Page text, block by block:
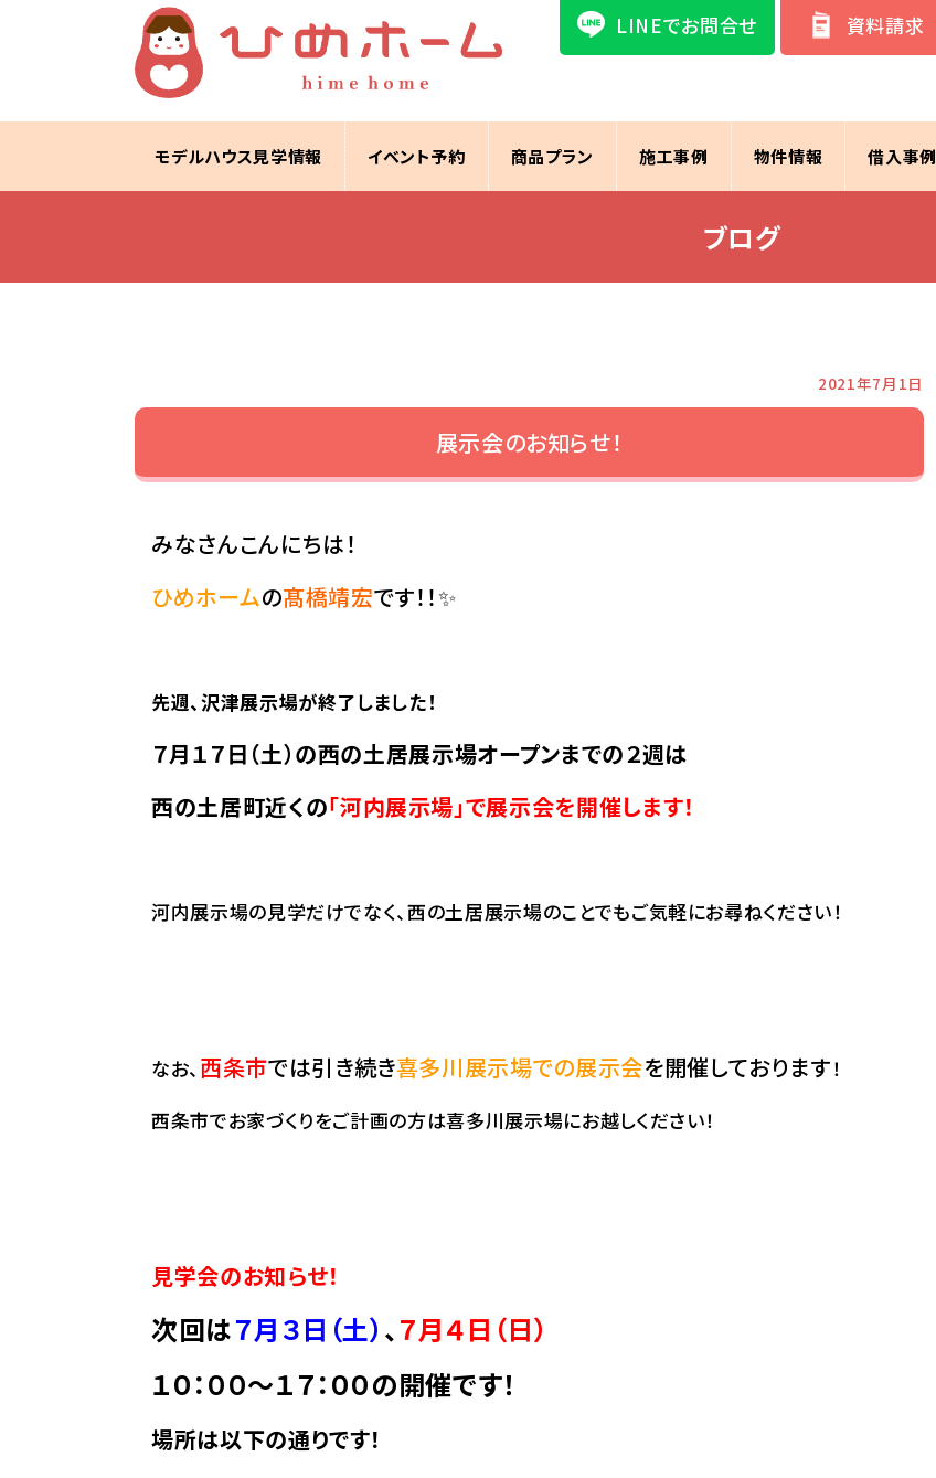
LINEでお問合せ 資料請求
モデルハウス見学情報 イベント予約 商品プラン 施工事例 物件情報 借入事例
ブログ
2021年7月1日
展示会のお知らせ！
みなさんこんにちは！
ひめホームの髙橋靖宏です！！✨
先週、沢津展示場が終了しました！
７月１７日（土）の西の土居展示場オープンまでの２週は
西の土居町近くの「河内展示場」で展示会を開催します！
河内展示場の見学だけでなく、西の土居展示場のことでもご気軽にお尋ねください！
なお、 西条市では引き続き喜多川展示場での展示会を開催しております！
西条市でお家づくりをご計画の方は喜多川展示場にお越しください！
見学会のお知らせ！
次回は７月３日（土） 、７月４日（日）
１０：００～１７：００の開催です！
場所は以下の通りです！